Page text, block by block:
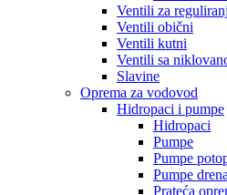
Ventili za
Ventili obični
Ventili kutni
Ventili sa
Slavine
Oprema za vodovod
Hidropaci i pumpe
Hidropaci
Pumpe
Pumpe
Pumpe
Prateća